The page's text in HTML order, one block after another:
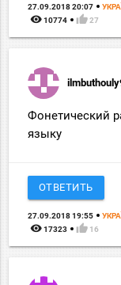
27.09.2018 20:07
remove_red_eye 10774 thumb_up 27
Фонетический
языку
ОТВЕТИТЬ
27.09.2018 19:55
remove_red_eye 17323 thumb_up 16